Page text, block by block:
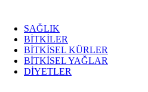
SAĞLIK
BİTKİLER
BİTKİSEL KÜRLER
BİTKİSEL YAĞLAR
DİYETLER